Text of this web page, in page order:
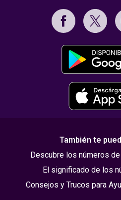
También te
Descubre los números
El significado de los
Consejos y Trucos para